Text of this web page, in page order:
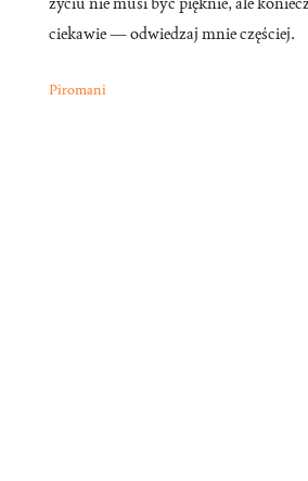
ciekawie — odwiedzaj mnie częściej.
Piromani